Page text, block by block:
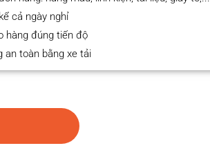
cả ngày nghỉ
hàng đúng tiến độ
an toàn bằng xe tải